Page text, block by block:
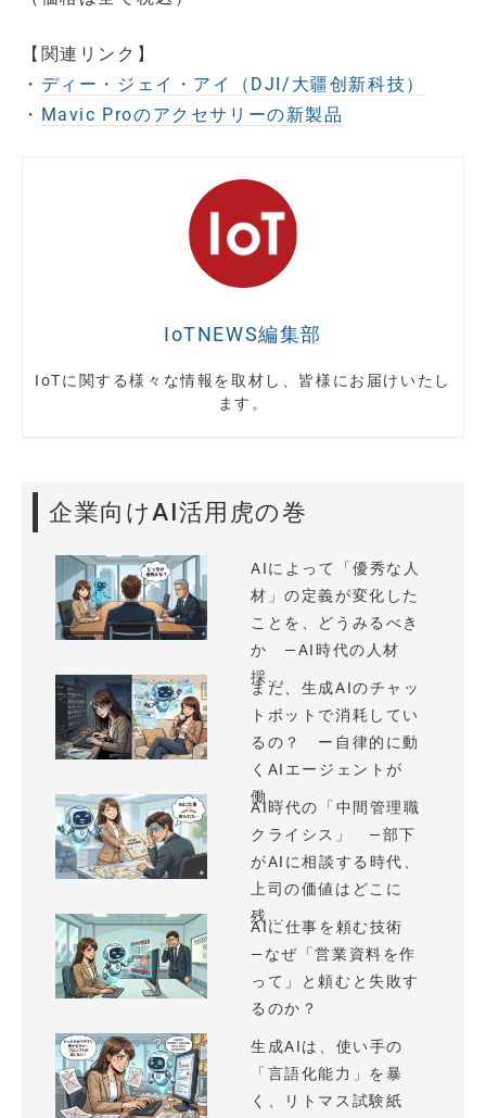
【関連リンク】
・ ディー・ジェイ・アイ（DJI/大疆创新科技）
・ Mavic Proのアクセサリーの新製品
IoTNEWS編集部
IoTに関する様々な情報を取材し、皆様にお届けいたし
ます。
企業向けAI活用虎の巻
AIによって「優秀な人
材」の定義が変化した
ことを、どうみるべき
か —AI時代の人材
採...
まだ、生成AIのチャッ
トボットで消耗してい
るの？ ー自律的に動
くAIエージェントが
働...
AI時代の「中間管理職
クライシス」 —部下
がAIに相談する時代、
上司の価値はどこに
残...
AIに仕事を頼む技術
—なぜ「営業資料を作
って」と頼むと失敗す
るのか？
生成AIは、使い手の
「言語化能力」を暴
く、リトマス試験紙